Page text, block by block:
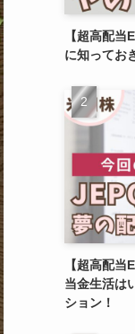
【超高配
に知ってお
【超高配
当金生活は
ション！